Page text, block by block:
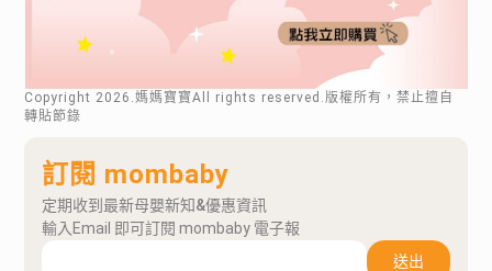
Copyright 2026 .媽媽寶寶All rights reserved.版權所有，禁止擅自
轉貼節錄
訂閱 mombaby
定期收到最新母嬰新知&優惠資訊
輸入Email 即可訂閱 mombaby 電子報
送出